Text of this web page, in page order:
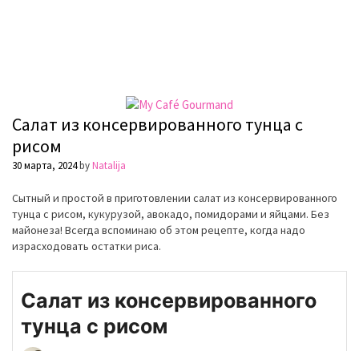
Салат из консервированного тунца с
рисом
30 марта, 2024byNatalija
Сытный и простой в приготовлении салат из консервированного
тунца с рисом, кукурузой, авокадо, помидорами и яйцами. Без
майонеза! Всегда вспоминаю об этом рецепте, когда надо
израсходовать остатки риса.
Салат из консервированного
тунца с рисом